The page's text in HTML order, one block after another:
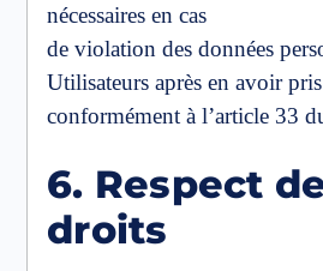
nécessaires en cas
de violation des données
Utilisateurs après en avoir
conformément à l’article 33
6. Respect
droits